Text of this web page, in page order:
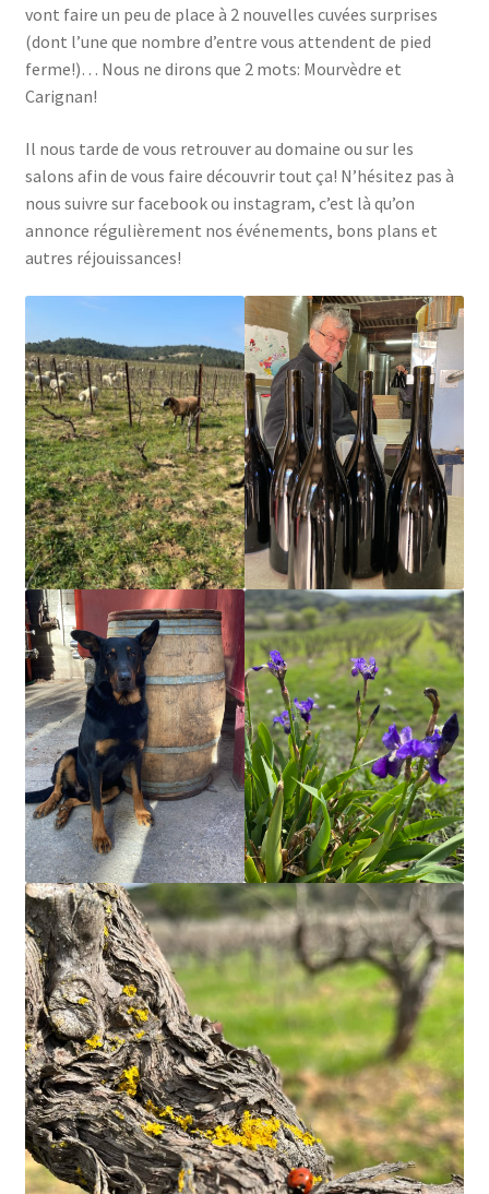
vont faire un peu de place à 2 nouvelles cuvées surprises
(dont l’une que nombre d’entre vous attendent de pied
ferme!)… Nous ne dirons que 2 mots: Mourvèdre et
Carignan!
Il nous tarde de vous retrouver au domaine ou sur les
salons afin de vous faire découvrir tout ça! N’hésitez pas à
nous suivre sur facebook ou instagram, c’est là qu’on
annonce régulièrement nos événements, bons plans et
autres réjouissances!